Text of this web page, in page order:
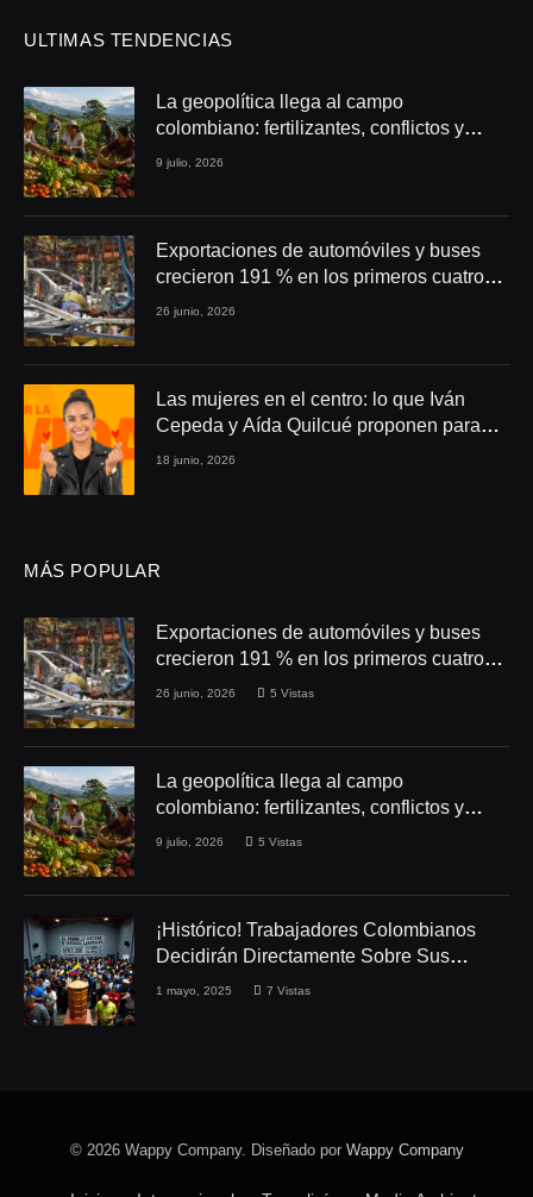
ULTIMAS TENDENCIAS
La geopolítica llega al campo
colombiano: fertilizantes, conflictos y
seguridad alimentaria
9 julio, 2026
Exportaciones de automóviles y buses
crecieron 191 % en los primeros cuatro
meses de 2026
26 junio, 2026
Las mujeres en el centro: lo que Iván
Cepeda y Aída Quilcué proponen para
Colombia
18 junio, 2026
MÁS POPULAR
Exportaciones de automóviles y buses
crecieron 191 % en los primeros cuatro
meses de 2026
26 junio, 2026 5 Vistas
La geopolítica llega al campo
colombiano: fertilizantes, conflictos y
seguridad alimentaria
9 julio, 2026 5 Vistas
¡Histórico! Trabajadores Colombianos
Decidirán Directamente Sobre Sus
Derechos Laborales
1 mayo, 2025 7 Vistas
© 2026 Wappy Company. Diseñado por Wappy Company